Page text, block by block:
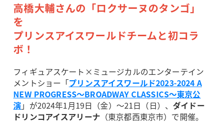
高橋大輔さんの「ロクサーヌのタンゴ」
を
プリンスアイスワールドチームと初コラ
ボ！
フィギュアスケート×ミュージカルのエンターテイン
メントショー「プリンスアイスワールド2023-2024 A
NEW PROGRESS～BROADWAY CLASSICS～東京公
演」が2024年1月19日（金）～21日（日）、 ダイドー
ドリンコアイスアリーナ （東京都西東京市）で開催。